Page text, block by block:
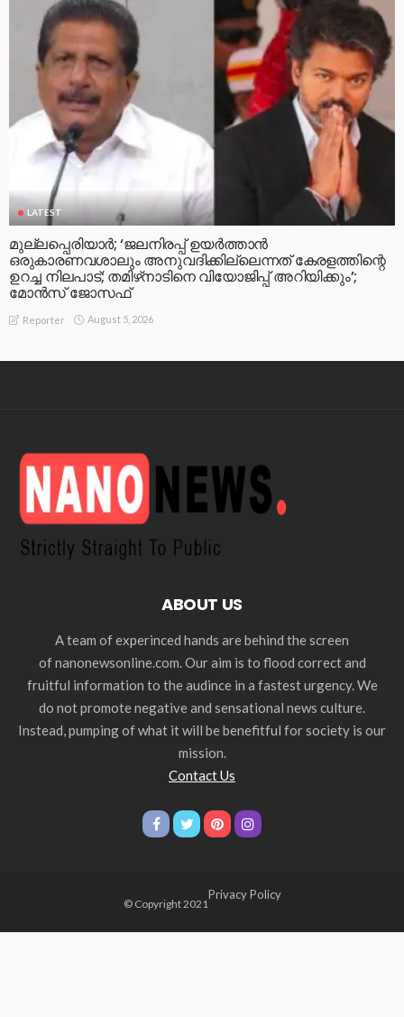
LATEST
മുല്ലപ്പെരിയാര്‍; ‘ജലനിരപ്പ് ഉയര്‍ത്താന്‍
ഒരുകാരണവശാലും അനുവദിക്കില്ലെന്നത് കേരളത്തിന്റെ
ഉറച്ച നിലപാട്; തമിഴ്‌നാടിനെ വിയോജിപ്പ് അറിയിക്കും’;
മോന്‍സ് ജോസഫ്
Reporter August 5, 2026
ABOUT US
A team of experinced hands are behind the screen
of nanonewsonline.com. Our aim is to flood correct and
fruitful information to the audince in a fastest urgency. We
do not promote negative and sensational news culture.
Instead, pumping of what it will be benefitful for society is our
mission.
Contact Us
© Copyright 2021
Privacy Policy